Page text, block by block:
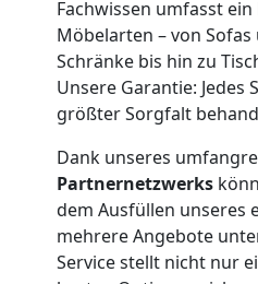
Fachwissen umfasst
Möbelarten – von
Schränke bis hin zu
Unsere Garantie: Jedes
größter Sorgfalt
Dank unseres
Partnernetzwerks
dem Ausfüllen unseres
mehrere Angebote
Service stellt nicht nur
Wiener
Neustadt
Wiener